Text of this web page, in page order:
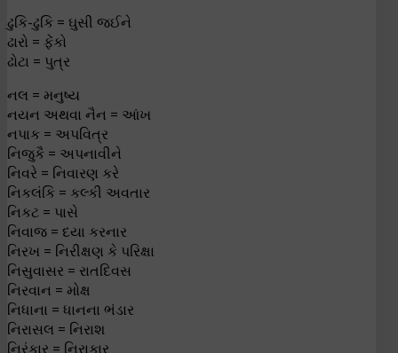
ઢુકિ-ઢુકિ = ઘુસી જઈને
ઢારો = ફેંકો
ઢોટા = પુત્ર
નલ = મનુષ્ય
નયન અથવા નૈન = આંખ
નપાક = અપવિત્ર
નિજુકૈ = અપનાવીને
નિવરે = નિવારણ કરે
નિકલંકિ = કલ્કી અવતાર
નિકટ = પાસે
નિવાજ = દયા કરનાર
નિરખ = નિરીક્ષણ કે પરિક્ષા
નિસુવાસર = રાતદિવસ
નિરવાન = મોક્ષ
નિધાના = ધાનના ભંડાર
નિરાસલ = નિરાશ
નિરંકાર = નિરાકાર